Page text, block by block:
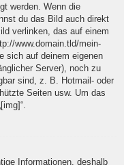
werden. Wenn die
du das Bild auch direkt
verlinken, das auf einem
www.domain.tld/mein-
sich auf deinem eigenen
Server), noch zu
sind, z. B. Hotmail- oder
Seiten usw. Um das
Informationen, deshalb